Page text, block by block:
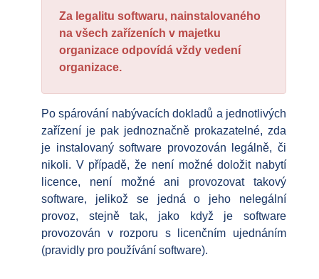
Za legalitu softwaru, nainstalovaného
na všech zařízeních v majetku
organizace odpovídá vždy vedení
organizace.
Po spárování nabývacích dokladů a jednotlivých
zařízení je pak jednoznačně prokazatelné, zda
je instalovaný software provozován legálně, či
nikoli. V případě, že není možné doložit nabytí
licence, není možné ani provozovat takový
software, jelikož se jedná o jeho nelegální
provoz, stejně tak, jako když je software
provozován v rozporu s licenčním ujednáním
(pravidly pro používání software).